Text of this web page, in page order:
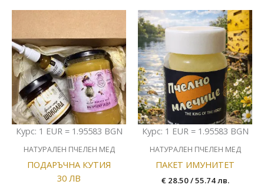
Курс: 1 EUR = 1.95583 BGN
НАТУРАЛЕН ПЧЕЛЕН МЕД
ПОДАРЪЧНА КУТИЯ
30 ЛВ
Курс: 1 EUR = 1.95583 BGN
НАТУРАЛЕН ПЧЕЛЕН МЕД
ПАКЕТ ИМУНИТЕТ
€28.50/ 55.74 лв.